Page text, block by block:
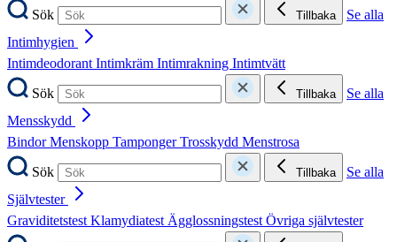
Sök
Tillbaka
Se alla
Intimhygien
IntimdeodorantIntimkräm Intimrakning Intimtvätt
Sök
Tillbaka
Se alla
Mensskydd
BindorMenskopp TampongerTrosskydd Menstrosa
Sök
Tillbaka
Se alla
Självtester
GraviditetstestKlamydiatestÄgglossningstestÖvriga självtester